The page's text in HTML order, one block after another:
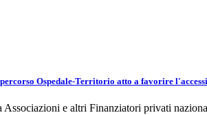
Ospedale-Territorio atto a favorire
e altri Finanziatori privati